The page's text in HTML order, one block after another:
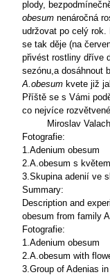
plody,
obesum nenáročná
udržovat po celý rok.
se tak děje (na
přivést rostliny dříve
sezónu,a dosáhnout
A.obesum kvete již
Příště se s Vámi
co nejvíce
Miroslav
Fotografie:
1.Adenium obesum
2.A.obesum s květem
3.Skupina adenií ve
Summary:
Description and
obesum from family
Fotografie:
1.Adenium obesum
2.A.obesum with
3.Group of Adenias